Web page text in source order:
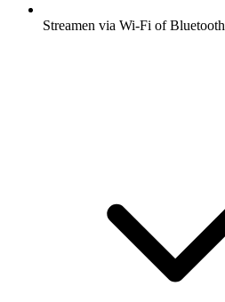
Streamen via Wi-Fi of Bluetooth